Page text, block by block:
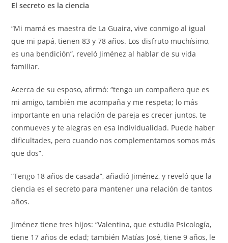
El secreto es la ciencia
“Mi mamá es maestra de La Guaira, vive conmigo al igual
que mi papá, tienen 83 y 78 años. Los disfruto muchísimo,
es una bendición”, reveló Jiménez al hablar de su vida
familiar.
Acerca de su esposo, afirmó: “tengo un compañero que es
mi amigo, también me acompaña y me respeta; lo más
importante en una relación de pareja es crecer juntos, te
conmueves y te alegras en esa individualidad. Puede haber
dificultades, pero cuando nos complementamos somos más
que dos”.
“Tengo 18 años de casada”, añadió Jiménez, y reveló que la
ciencia es el secreto para mantener una relación de tantos
años.
Jiménez tiene tres hijos: “Valentina, que estudia Psicología,
tiene 17 años de edad; también Matías José, tiene 9 años, le